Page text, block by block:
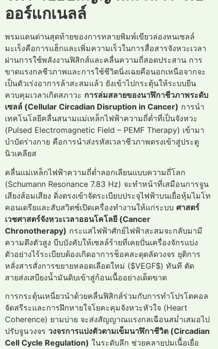
ออร์แกเนลล์
พรมแดนด่านสุดท้ายของการทลายพิมพ์เขียวล่องหนเซลล์
มะเร็งคือการแฮ็กและเพิ่มความเร็วในการสื่อสารจังหวะเวลา
ผ่านการใช้พลังงานฟิสิกส์และคลื่นความถี่สอดประสาน การ
ขาดแรงกลชีวภาพและการใช้ชีวิตนิ่งเฉยคือนอกเหนือจากจะ
เป็นตัวเร่งอาการล้าสะสมแล้ว ยังเข้าไปกระตุ้นให้ระบบยีน
ควบคุมเวลาเกิดสภาวะ การล่มสลายของนาฬิกาชีวภาพระดับ
เซลล์ (Cellular Circadian Disruption in Cancer) การนำ
เทคโนโลยีคลื่นสนามแม่เหล็กไฟฟ้าความถี่ต่ำที่เป็นจังหวะ
(Pulsed Electromagnetic Field – PEMF Therapy) เข้ามา
บำบัดร่างกาย คือการนำส่งรหัสเวลาชีวภาพตรงเข้าสู่ประตู
นิวเคลียส
คลื่นแม่เหล็กไฟฟ้าความถี่ต่ำลอกเลียนแบบความถี่โลก
(Schumann Resonance 7.83 Hz) จะทำหน้าที่เสมือนการจูน
เสียงส้อมเสียง ดิ่งตรงเข้าจัดระเบียบประจุไฟฟ้าบนเยื่อหุ้มไมโท
คอนเดรียและสับสวิตช์เปิดเครื่องทำงานให้แก่ระบบ ศาสตร์
เวชศาสตร์จังหวะเวลาออนโคโลยี (Cancer
Chronotherapy) กระแสไฟฟ้าศักย์ไฟฟ้าสะสมจะกลับมามี
ความตึงตัวสูง บีบบังคับให้เซลล์ร้ายที่เคยปั่นเครื่องจักรแบ่ง
ตัวอย่างไร้ระเบียบต้องเกิดอาการช็อคสะดุดลัดวงจร ยุติการ
หลั่งสารสั่งการขยายหลอดเลือดใหม่ ($VEGF$) ทันที ตัด
สายส่งเสบียงน้ำมันดิบเข้าสู่ก้อนเนื้ออย่างเด็ดขาด
การกระตุ้นเหนี่ยวนำด้วยคลื่นฟิสิกส์ร่วมกับการทำโปรโตคอล
จัดสรีระและการฝึกหายใจโยคะคุมจังหวะหัวใจ (Heart
Coherence) ยามบ่าย จะส่งสัญญาณแรงกลเฉือนสม่ำเสมอไป
ปรับจูนวงจร วงจรการแบ่งตัวตามเข็มนาฬิกาชีวิต (Circadian
Cell Cycle Regulation) ในระดับลึก ช่วยคลายปมเนื้อเยื่อ